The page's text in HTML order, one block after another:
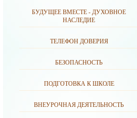
БУДУЩЕЕ ВМЕСТЕ - ДУХОВНОЕ
НАСЛЕДИЕ
ТЕЛЕФОН ДОВЕРИЯ
БЕЗОПАСНОСТЬ
ПОДГОТОВКА К ШКОЛЕ
ВНЕУРОЧНАЯ ДЕЯТЕЛЬНОСТЬ